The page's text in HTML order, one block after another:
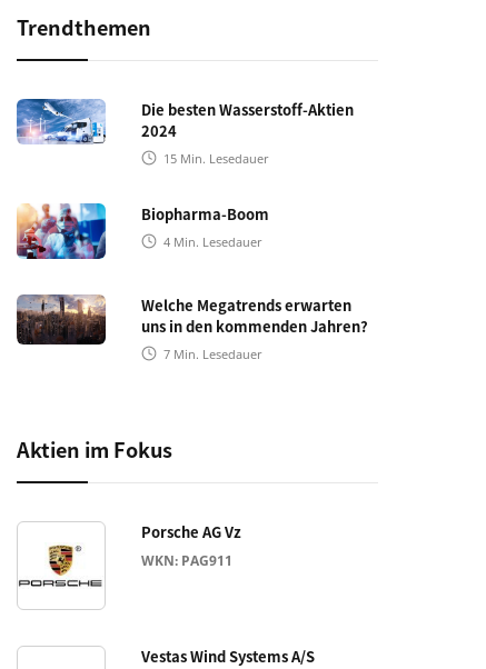
Trendthemen
Die besten Wasserstoff-Aktien
2024
15 Min. Lesedauer
Biopharma-Boom
4 Min. Lesedauer
Welche Megatrends erwarten
uns in den kommenden Jahren?
7 Min. Lesedauer
Aktien im Fokus
Porsche AG Vz
WKN: PAG911
Vestas Wind Systems A/S